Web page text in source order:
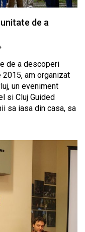
de a
de a descoperi
2015, am organizat
un eveniment
si Cluj Guided
sa iasa din casa, sa